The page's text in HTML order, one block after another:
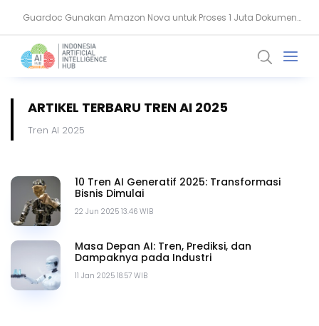
Guardoc Gunakan Amazon Nova untuk Proses 1 Juta Dokumen
Agentic Hospital, Strategi Salesforce Ubah Layanan Kesehatan
ARTIKEL TERBARU TREN AI 2025
Tren AI 2025
22 Jun 2025 13.46 WIB
10 Tren AI Generatif 2025: Transformasi
Bisnis Dimulai
11 Jan 2025 18.57 WIB
Masa Depan AI: Tren, Prediksi, dan
Dampaknya pada Industri